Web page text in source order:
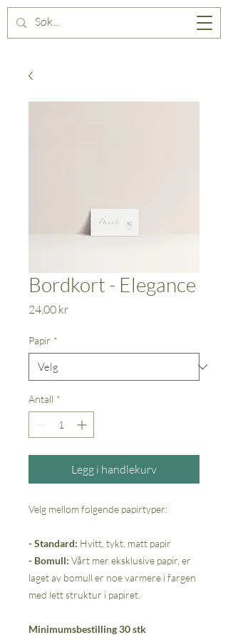
Bordkort - Elegance
24,00 krPris
Papir *
Antall *
Legg i handlekurv
Velg mellom følgende papirtyper:
- Standard: Hvitt, tykt, matt papir
- Bomull: Vårt mer eksklusive papir, er
laget av bomull er noe varmere i fargen
med lett struktur i papiret.
Minimumsbestilling 30 stk